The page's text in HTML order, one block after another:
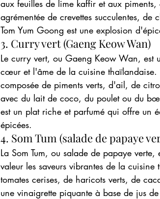
aux feuilles de lime kaffir et aux piments,
agrémentée de crevettes succulentes,
Tom Yum Goong est une explosion
3. Curry vert (Gaeng Keow Wan)
Le curry vert, ou Gaeng Keow Wan, est
cœur et l'âme de la cuisine thaïlandaise.
composée de piments verts, d'ail, de
avec du lait de coco, du poulet ou du
est un plat riche et parfumé qui offre un
épicées.
4. Som Tum (salade de papaye
La Som Tum, ou salade de papaye
valeur les saveurs vibrantes de la
tomates cerises, de haricots verts, de
une vinaigrette piquante à base de jus